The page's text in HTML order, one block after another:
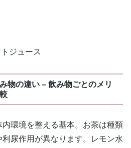
ジュース
物の違い – 飲み物ごとのメリ
環境を整える基本。お茶は種類
尿作用が異なります。レモン水